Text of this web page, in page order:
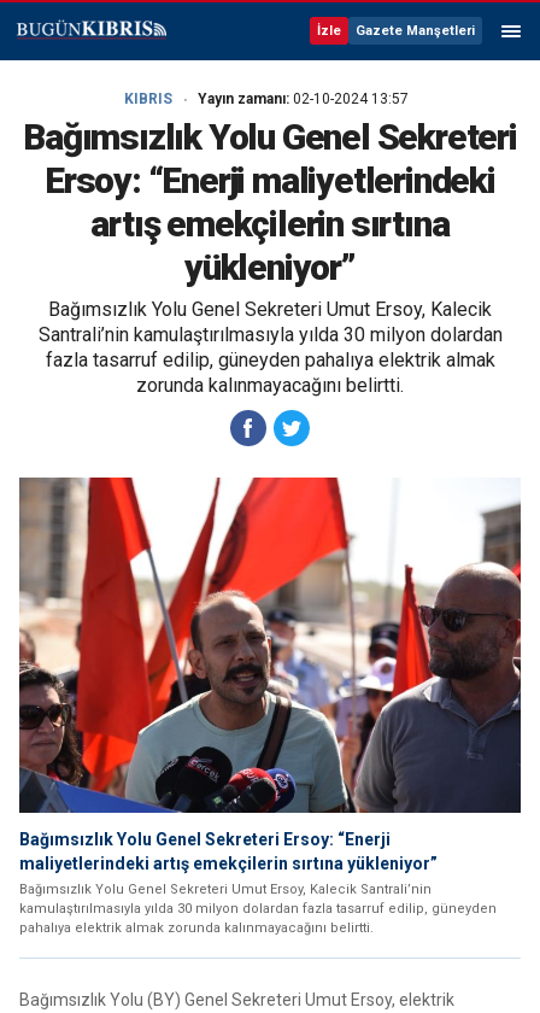
İzle Gazete Manşetleri
KIBRIS Yayın zamanı: 02-10-2024 13:57
Bağımsızlık Yolu Genel Sekreteri
Ersoy: “Enerji maliyetlerindeki
artış emekçilerin sırtına
yükleniyor”
Bağımsızlık Yolu Genel Sekreteri Umut Ersoy, Kalecik
Santrali’nin kamulaştırılmasıyla yılda 30 milyon dolardan
fazla tasarruf edilip, güneyden pahalıya elektrik almak
zorunda kalınmayacağını belirtti.
Bağımsızlık Yolu Genel Sekreteri Ersoy: “Enerji
maliyetlerindeki artış emekçilerin sırtına yükleniyor”
Bağımsızlık Yolu Genel Sekreteri Umut Ersoy, Kalecik Santrali’nin
kamulaştırılmasıyla yılda 30 milyon dolardan fazla tasarruf edilip, güneyden
pahalıya elektrik almak zorunda kalınmayacağını belirtti.
Bağımsızlık Yolu (BY) Genel Sekreteri Umut Ersoy, elektrik